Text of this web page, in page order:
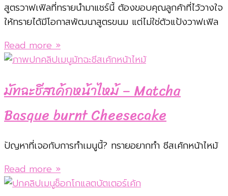
สูตรวาฟเฟิลที่ทรายนำมาแชร์นี้ ต้องขอบคุณลูกค้าที่ไว้วางใจ
ให้ทรายได้มีโอกาสพัฒนาสูตรขนม แต่ไม่ใช่ตัวแป้งวาฟเฟิล
Read more »
มัทฉะชีสเค้กหน้าไหม้ – Matcha
Basque burnt Cheesecake
ปัญหาที่เจอกับการทำเมนูนี้? ทรายอยากทำ ชีสเค้กหน้าไหม้
Read more »